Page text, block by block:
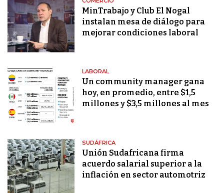
MinTrabajo y Club El Nogal
instalan mesa de diálogo para
mejorar condiciones laboral
LABORAL
Un community manager gana
hoy, en promedio, entre $1,5
millones y $3,5 millones al mes
SUDÁFRICA
Unión Sudafricana firma
acuerdo salarial superior a la
inflación en sector automotriz